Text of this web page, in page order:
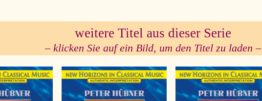
weitere Titel aus dieser Serie
– klicken Sie auf ein Bild, um den Titel zu laden –